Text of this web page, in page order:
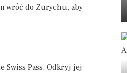
wróć do Zurychu, aby
Swiss Pass. Odkryj jej